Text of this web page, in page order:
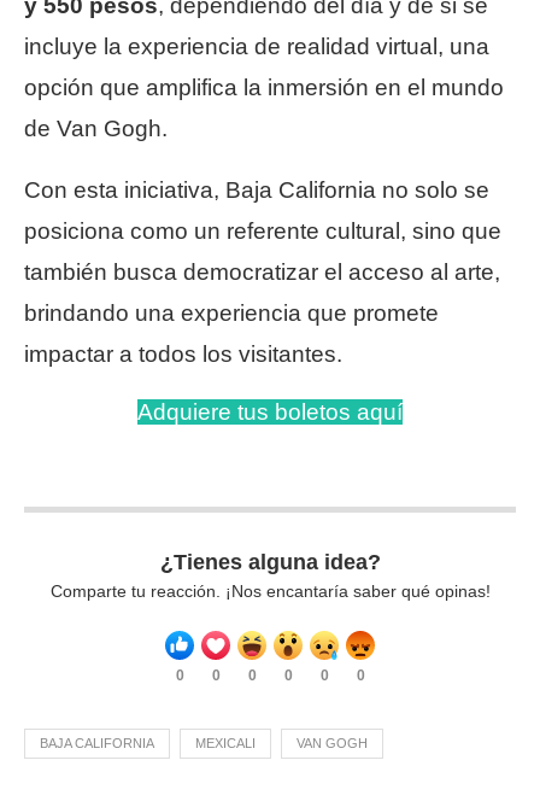
y 550 pesos, dependiendo del día y de si se
incluye la experiencia de realidad virtual, una
opción que amplifica la inmersión en el mundo
de Van Gogh.
Con esta iniciativa, Baja California no solo se
posiciona como un referente cultural, sino que
también busca democratizar el acceso al arte,
brindando una experiencia que promete
impactar a todos los visitantes.
Adquiere tus boletos aquí
¿Tienes alguna idea?
Comparte tu reacción. ¡Nos encantaría saber qué opinas!
0 0 0 0 0 0
BAJA CALIFORNIA MEXICALI VAN GOGH